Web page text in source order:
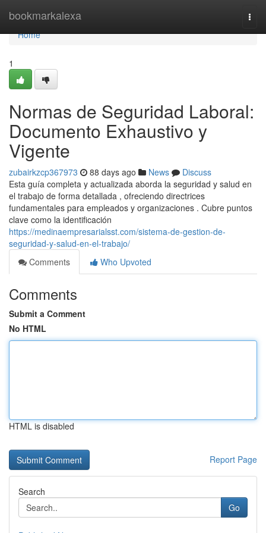
bookmarkalexa
Home
Home
1
Normas de Seguridad Laboral:
Documento Exhaustivo y
Vigente
zubairkzcp367973 88 days ago News
Discuss
Esta guía completa y actualizada aborda la seguridad y salud en
el trabajo de forma detallada , ofreciendo directrices
fundamentales para empleados y organizaciones . Cubre puntos
clave como la identificación
https://medinaempresarialsst.com/sistema-de-gestion-de-
seguridad-y-salud-en-el-trabajo/
Comments
Who Upvoted
Comments
Submit a Comment
No HTML
HTML is disabled
Report Page
Search
Go